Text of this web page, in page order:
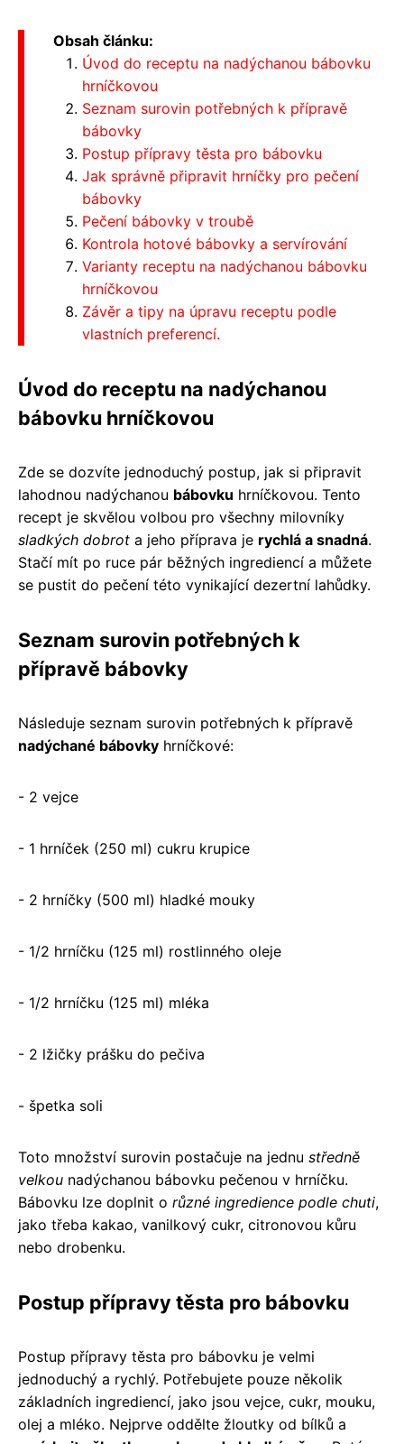
Obsah článku:
Úvod do receptu na nadýchanou bábovku
hrníčkovou
Seznam surovin potřebných k přípravě
bábovky
Postup přípravy těsta pro bábovku
Jak správně připravit hrníčky pro pečení
bábovky
Pečení bábovky v troubě
Kontrola hotové bábovky a servírování
Varianty receptu na nadýchanou bábovku
hrníčkovou
Závěr a tipy na úpravu receptu podle
vlastních preferencí.
Úvod do receptu na nadýchanou
bábovku hrníčkovou
Zde se dozvíte jednoduchý postup, jak si připravit
lahodnou nadýchanou bábovku hrníčkovou. Tento
recept je skvělou volbou pro všechny milovníky
sladkých dobrot a jeho příprava je rychlá a snadná.
Stačí mít po ruce pár běžných ingrediencí a můžete
se pustit do pečení této vynikající dezertní lahůdky.
Seznam surovin potřebných k
přípravě bábovky
Následuje seznam surovin potřebných k přípravě
nadýchané bábovky hrníčkové:
- 2 vejce
- 1 hrníček (250 ml) cukru krupice
- 2 hrníčky (500 ml) hladké mouky
- 1/2 hrníčku (125 ml) rostlinného oleje
- 1/2 hrníčku (125 ml) mléka
- 2 lžičky prášku do pečiva
- špetka soli
Toto množství surovin postačuje na jednu středně
velkou nadýchanou bábovku pečenou v hrníčku.
Bábovku lze doplnit o různé ingredience podle chuti,
jako třeba kakao, vanilkový cukr, citronovou kůru
nebo drobenku.
Postup přípravy těsta pro bábovku
Postup přípravy těsta pro bábovku je velmi
jednoduchý a rychlý. Potřebujete pouze několik
základních ingrediencí, jako jsou vejce, cukr, mouku,
olej a mléko. Nejprve oddělte žloutky od bílků a